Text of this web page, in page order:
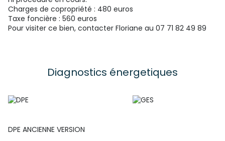
Charges de copropriété : 480 euros
Taxe foncière : 560 euros
Pour visiter ce bien, contacter Floriane au 07 71 82 49 89
Diagnostics énergetiques
DPE ANCIENNE VERSION